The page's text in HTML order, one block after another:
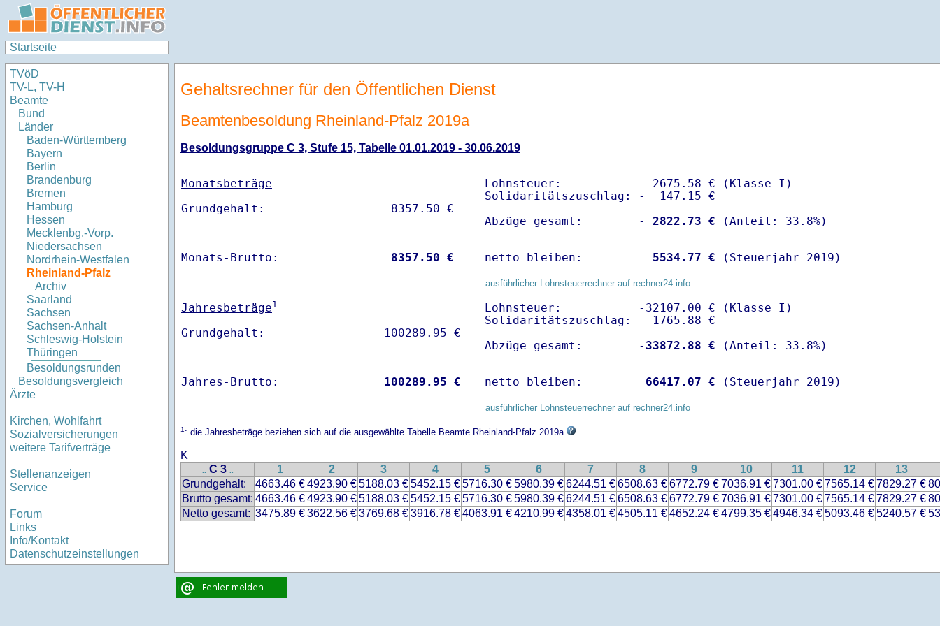
Startseite
TVöD
TV-L, TV-H
Beamte
Bund
Länder
Baden-Württemberg
Bayern
Berlin
Brandenburg
Bremen
Hamburg
Hessen
Mecklenbg.-Vorp.
Niedersachsen
Nordrhein-Westfalen
Rheinland-Pfalz
Archiv
Saarland
Sachsen
Sachsen-Anhalt
Schleswig-Holstein
Thüringen
Besoldungsrunden
Besoldungsvergleich
Ärzte
Kirchen, Wohlfahrt
Sozialversicherungen
weitere Tarifverträge
Stellenanzeigen
Service
Forum
Links
Info/Kontakt
Datenschutzeinstellungen
Gehaltsrechner für den Öffentlichen Dienst
Beamtenbesoldung Rheinland-Pfalz 2019a
Besoldungsgruppe C 3, Stufe 15, Tabelle 01.01.2019 - 30.06.2019
Monatsbeträge
Lohnsteuer:           - 2675.58 € (Klasse I)
Solidaritätszuschlag: -  147.15 €
Abzüge gesamt:        -
2822.73 €
Monats-Brutto: 8357.50 € netto bleiben: 5534.77 € (Steuerjahr 2019)
ausführlicher Lohnsteuerrechner auf rechner24.info
Jahresbeträge1
Lohnsteuer:           -32107.00 € (Klasse I)
Solidaritätszuschlag: - 1765.88 €
Abzüge gesamt:        - 33872.88 €
Jahres-Brutto: 100289.95 € netto bleiben: 66417.07 € (Steuerjahr 2019)
ausführlicher Lohnsteuerrechner auf rechner24.info
1: die Jahresbeträge beziehen sich auf die ausgewählte Tabelle Beamte Rheinland-Pfalz 2019a
K
.. C 3 .. 1 2 3 4 5 6 7 8 9 10 11 12
13
Grundgehalt:
4663.46 €4923.90 €5188.03 €5452.15 €5716.30 €5980.39 €6244.51 €6508.63 €6772.79 €7036.91 €7301.00 €7565.14 €7829.27 €
Brutto gesamt: 4663.46 €4923.90 €5188.03 €5452.15 €5716.30 €5980.39 €6244.51 €6508.63 €6772.79 €7036.91 €7301.00 €7565.14 €7829.27 €
Netto gesamt: 3475.89 €3622.56 €3769.68 €3916.78 €4063.91 €4210.99 €4358.01 €4505.11 €4652.24 €4799.35 €4946.34 €5093.46 €5240.57 €